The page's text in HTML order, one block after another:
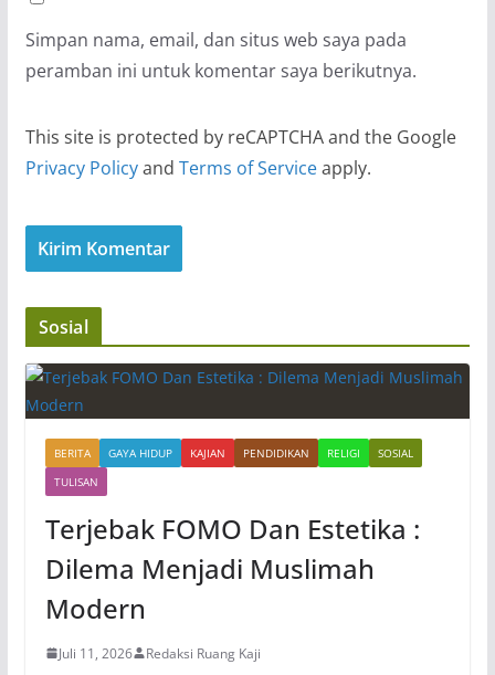
Simpan nama, email, dan situs web saya pada
peramban ini untuk komentar saya berikutnya.
This site is protected by reCAPTCHA and the Google
Privacy Policyand Terms of Serviceapply.
Sosial
BERITA GAYA HIDUP KAJIAN PENDIDIKAN RELIGI
SOSIAL
TULISAN
Terjebak FOMO Dan Estetika :
Dilema Menjadi Muslimah
Modern
Juli 11, 2026 Redaksi Ruang Kaji